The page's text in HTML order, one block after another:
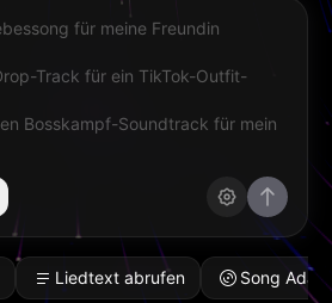
Liedtext abrufen Song Adapt